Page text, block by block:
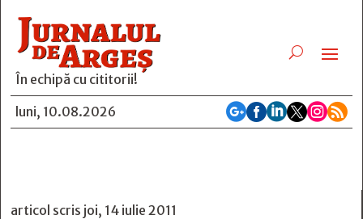
În echipă cu cititorii!
luni, 10.08.2026

articol scris joi, 14 iulie 2011